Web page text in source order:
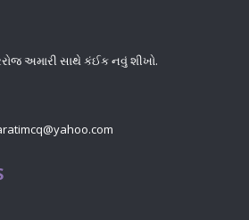
અમારી સાથે કંઈક નવું શીખો.